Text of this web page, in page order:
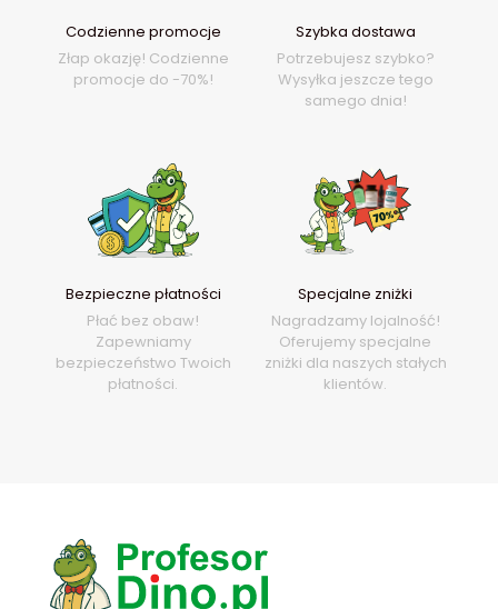
Codzienne promocje
Złap okazję! Codzienne
promocje do -70%!
Szybka dostawa
Potrzebujesz szybko?
Wysyłka jeszcze tego
samego dnia!
Bezpieczne płatności
Płać bez obaw!
Zapewniamy
bezpieczeństwo Twoich
płatności.
Specjalne zniżki
Nagradzamy lojalność!
Oferujemy specjalne
zniżki dla naszych stałych
klientów.